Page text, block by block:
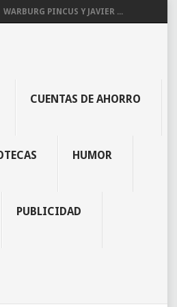
WARBURG PINCUS Y JAVIER ...
CUENTAS DE AHORRO
HUMOR
PUBLICIDAD